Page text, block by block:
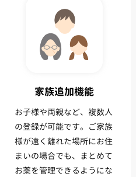
家族追加機能
お子様や両親など、複数人
の登録が可能です。ご家族
様が遠く離れた場所にお住
まいの場合でも、まとめて
お薬を管理できるようにな